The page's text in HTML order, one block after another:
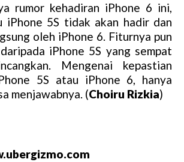
rumor kehadiran iPhone 6 ini,
iPhone 5S tidak akan hadir dan
oleh iPhone 6. Fiturnya pun
iPhone 5S yang sempat
Mengenai kepastian
5S atau iPhone 6, hanya
menjawabnya. (Choiru Rizkia)